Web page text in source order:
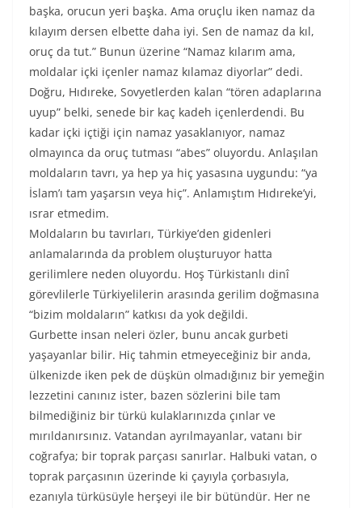
başka, orucun yeri başka. Ama oruçlu iken namaz da
kılayım dersen elbette daha iyi. Sen de namaz da kıl,
oruç da tut.” Bunun üzerine “Namaz kılarım ama,
moldalar içki içenler namaz kılamaz diyorlar” dedi.
Doğru, Hıdıreke, Sovyetlerden kalan “tören adaplarına
uyup” belki, senede bir kaç kadeh içenlerdendi. Bu
kadar içki içtiği için namaz yasaklanıyor, namaz
olmayınca da oruç tutması “abes” oluyordu. Anlaşılan
moldaların tavrı, ya hep ya hiç yasasına uygundu: “ya
İslam’ı tam yaşarsın veya hiç”. Anlamıştım Hıdıreke’yi,
ısrar etmedim.
Moldaların bu tavırları, Türkiye’den gidenleri
anlamalarında da problem oluşturuyor hatta
gerilimlere neden oluyordu. Hoş Türkistanlı dinî
görevlilerle Türkiyelilerin arasında gerilim doğmasına
“bizim moldaların” katkısı da yok değildi.
Gurbette insan neleri özler, bunu ancak gurbeti
yaşayanlar bilir. Hiç tahmin etmeyeceğiniz bir anda,
ülkenizde iken pek de düşkün olmadığınız bir yemeğin
lezzetini canınız ister, bazen sözlerini bile tam
bilmediğiniz bir türkü kulaklarınızda çınlar ve
mırıldanırsınız. Vatandan ayrılmayanlar, vatanı bir
coğrafya; bir toprak parçası sanırlar. Halbuki vatan, o
toprak parçasının üzerinde ki çayıyla çorbasıyla,
ezanıyla türküsüyle herşeyi ile bir bütündür. Her ne